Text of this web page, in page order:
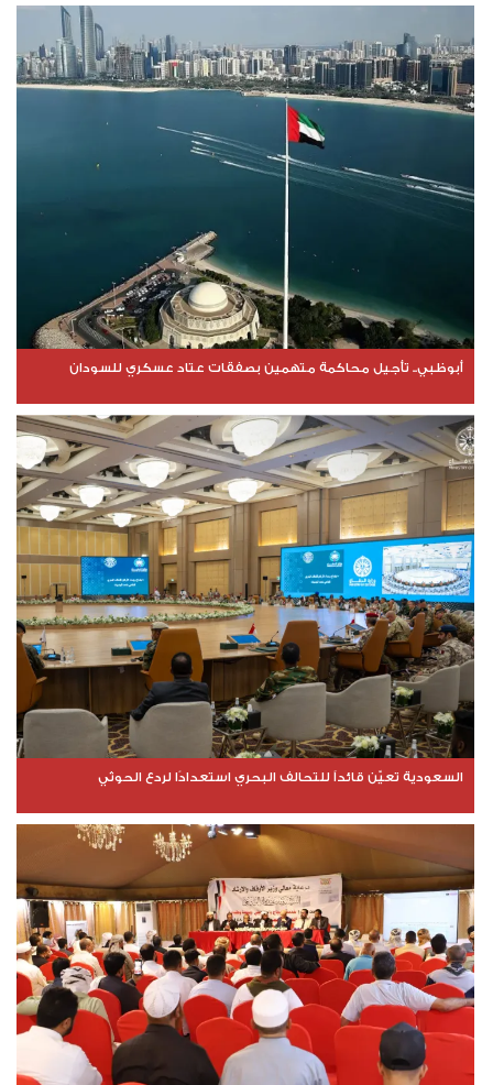
أبوظبي.. تأجيل محاكمة متهمين بصفقات عتاد عسكري للسودان
السعودية تعيّن قائداً للتحالف البحري استعدادًا لردع الحوثي